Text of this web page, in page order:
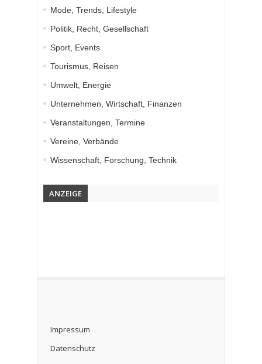
Mode, Trends, Lifestyle
Politik, Recht, Gesellschaft
Sport, Events
Tourismus, Reisen
Umwelt, Energie
Unternehmen, Wirtschaft, Finanzen
Veranstaltungen, Termine
Vereine, Verbände
Wissenschaft, Forschung, Technik
ANZEIGE
Impressum
Datenschutz